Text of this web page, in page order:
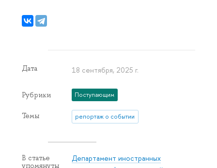
Дата 18 сентября, 2025 г.
Рубрики Поступающим
Темы репортаж о событии
В статье
упомянуты
Департамент иностранных